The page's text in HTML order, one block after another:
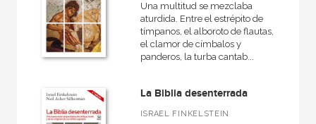
Una multitud se mezclaba
aturdida. Entre el estrépito de
tímpanos, el alboroto de flautas,
el clamor de címbalos y
panderos, la turba cantab...
La Biblia desenterrada
ISRAEL FINKELSTEIN